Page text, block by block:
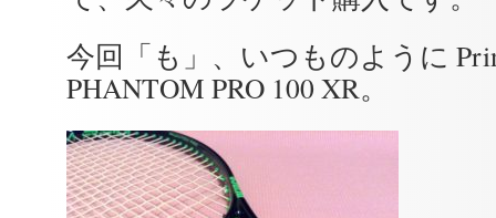
今回「も」、いつものように
PHANTOM PRO 100 XR。